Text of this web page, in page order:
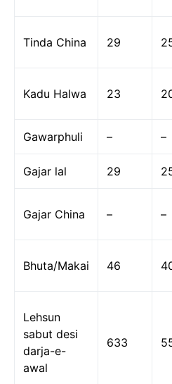
Tinda China 29
Kadu Halwa 23
Gawarphuli – –
Gajar lal 29
Gajar China – –
Bhuta/Makai 46
Lehsun
sabut desi
darja-e-
awal
633